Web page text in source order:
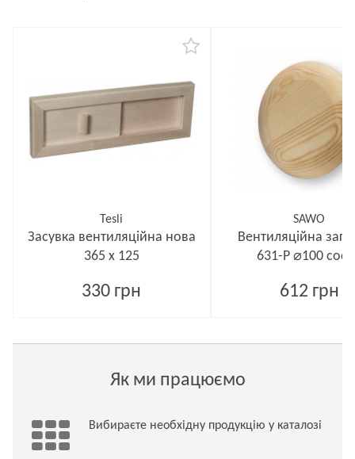
Tesli
Засувка вентиляційна нова
365 x 125
330 грн
SAWO
Вентиляційна
631-P ⌀100
612 грн
Як ми працюємо
Вибираєте необхідну продукцію у каталозі